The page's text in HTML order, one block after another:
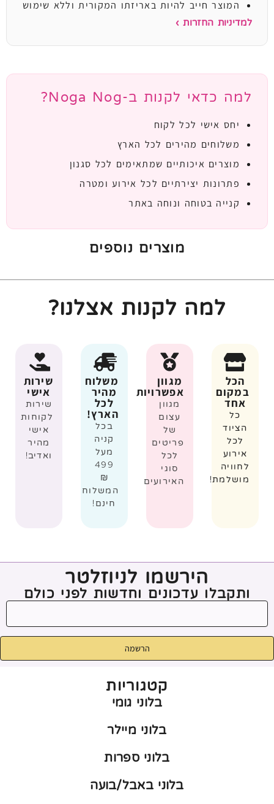
המוצר חייב להיות באריזתו המקורית וללא שימוש
למדיניות החזרות ›
למה כדאי לקנות ב-Noga Nog?
יחס אישי לכל לקוח
משלוחים מהירים לכל הארץ
מוצרים איכותיים שמתאימים לכל סגנון
פתרונות יצירתיים לכל אירוע ומטרה
קנייה בטוחה ונוחה באתר
מוצרים נוספים
למה לקנות אצלנו?
הכל
במקום
אחד
כל
הציוד
לכל
אירוע
לחוויה
מושלמת!
מגוון
אפשרויות
מגוון
עצום
של
פריטים
לכל
סוגי
האירועים
משלוח
מהיר
לכל
הארץ!
בכל
קניה
מעל
499
₪
המשלוח
חינם!
שירות
אישי
שירות
לקוחות
אישי
מהיר
ואדיב!
הירשמו לניוזלטר
ותקבלו עדכונים וחדשות לפני כולם
הרשמה
קטגוריות
בלוני גומי
בלוני מיילר
בלוני ספרות
בלוני באבל/בועה